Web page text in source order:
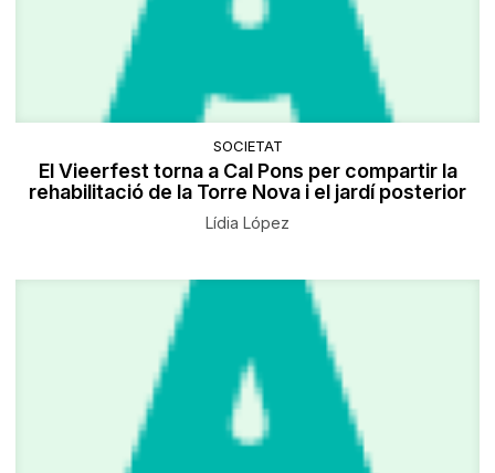
SOCIETAT
El Vieerfest torna a Cal Pons per compartir la
rehabilitació de la Torre Nova i el jardí posterior
Lídia López